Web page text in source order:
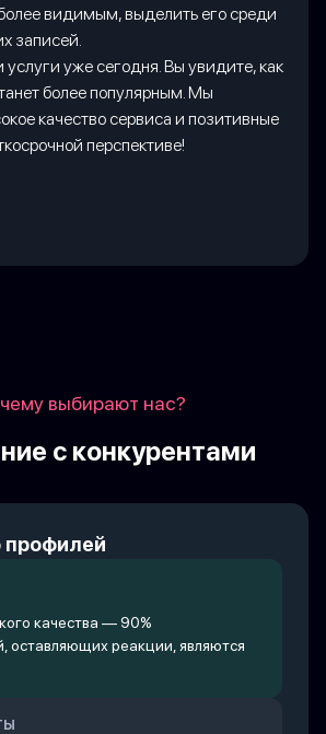
видимым, выделить его среди
записей.
уже сегодня. Вы увидите, как
более популярным. Мы
качество сервиса и позитивные
перспективе!
выбирают нас?
с конкурентами
профилей
качества — 90%
оставляющих реакции, являются